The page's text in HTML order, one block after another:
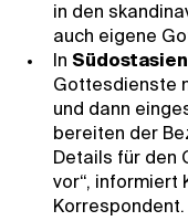
in den
auch eigene
In Südostasien
Gottesdienste
und dann
bereiten der
Details für den
vor“, informiert
Korrespondent.